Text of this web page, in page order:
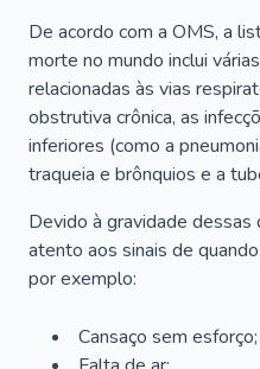
De acordo com a OMS, a
morte no mundo inclui
relacionadas às vias
obstrutiva crônica, as
inferiores (como a
traqueia e brônquios e a
Devido à gravidade
atento aos sinais de
por exemplo:
Cansaço sem esforço;